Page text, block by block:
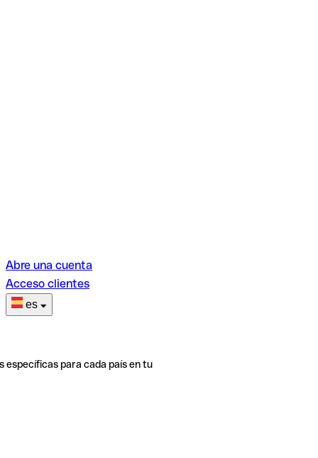
Abre una cuenta
Acceso clientes
es
específicas para cada país en tu